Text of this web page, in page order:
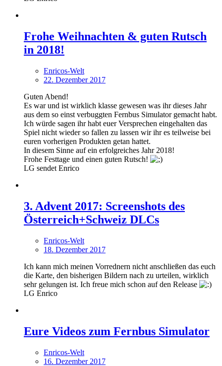
Frohe Weihnachten & guten Rutsch
in 2018!
Enricos-Welt
22. Dezember 2017
Guten Abend!
Es war und ist wirklich klasse gewesen was ihr dieses Jahr
aus dem so einst verbuggten Fernbus Simulator gemacht habt.
Ich würde sagen ihr habt euer Versprechen eingehalten das
Spiel nicht wieder so fallen zu lassen wir ihr es teilweise bei
euren vorherigen Produkten getan hattet.
In diesem Sinne auf ein erfolgreiches Jahr 2018!
Frohe Festtage und einen guten Rutsch!
LG sendet Enrico
3. Advent 2017: Screenshots des
Österreich+Schweiz DLCs
Enricos-Welt
18. Dezember 2017
Ich kann mich meinen Vorrednern nicht anschließen das euch
die Karte, den bisherigen Bildern nach zu urteilen, wirklich
sehr gelungen ist. Ich freue mich schon auf den Release
LG Enrico
Eure Videos zum Fernbus Simulator
Enricos-Welt
16. Dezember 2017